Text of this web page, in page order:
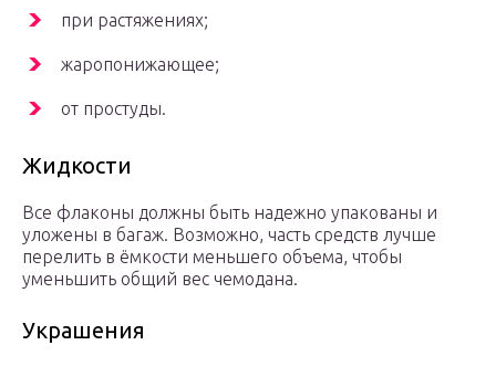
при растяжениях;
жаропонижающее;
от простуды.
Жидкости
Все флаконы должны быть надежно упакованы и
уложены в багаж. Возможно, часть средств лучше
перелить в ёмкости меньшего объема, чтобы
уменьшить общий вес чемодана.
Украшения